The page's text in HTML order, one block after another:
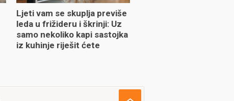
Ljeti vam se skuplja previše
leda u frižideru i škrinji: Uz
samo nekoliko kapi sastojka
iz kuhinje riješit ćete